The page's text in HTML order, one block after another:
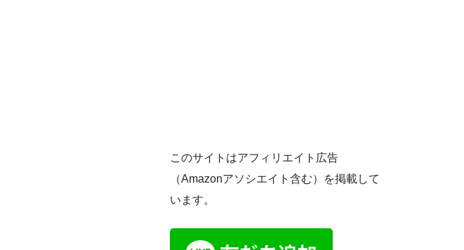
このサイトはアフィリエイト広告
（Amazonアソシエイト含む）を掲載して
います。